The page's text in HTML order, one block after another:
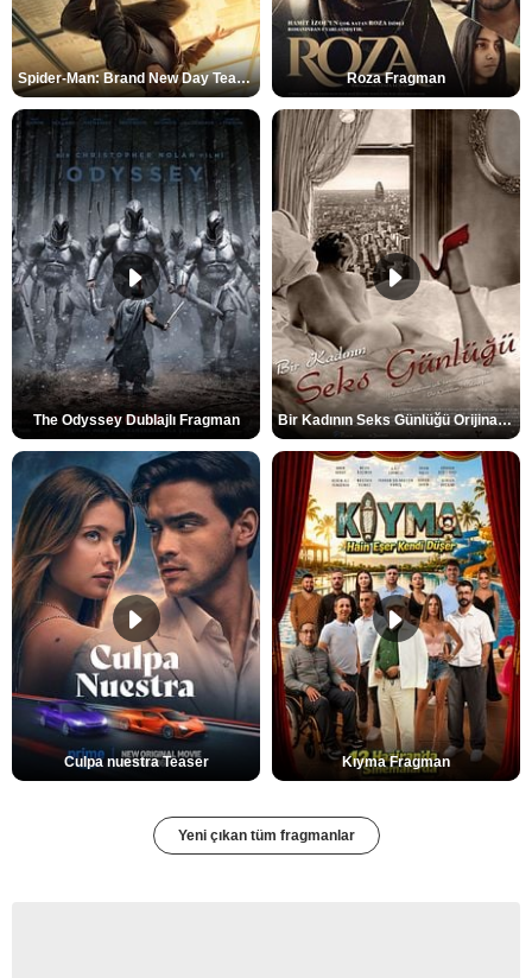
Spider-Man: Brand New Day Teaser Roza Fragman
The Odyssey Dublajlı Fragman Bir Kadının Seks Günlüğü Orijinal Fragman
Culpa nuestra Teaser Kıyma Fragman
Yeni çıkan tüm fragmanlar